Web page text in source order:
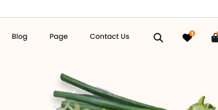
Ce thème est gratuit mais
Aperçu